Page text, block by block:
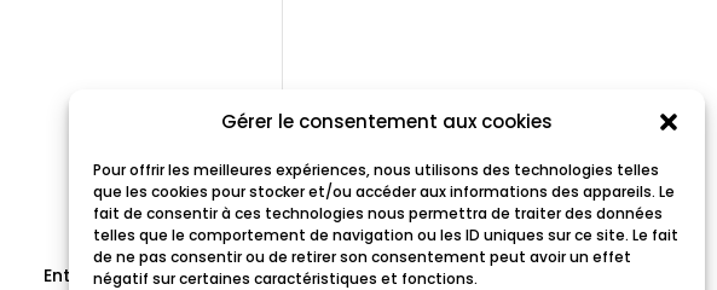
Gérer le consentement aux cookies
Pour offrir les meilleures expériences, nous utilisons des technologies telles
que les cookies pour stocker et/ou accéder aux informations des appareils. Le
fait de consentir à ces technologies nous permettra de traiter des données
telles que le comportement de navigation ou les ID uniques sur ce site. Le fait
de ne pas consentir ou de retirer son consentement peut avoir un effet
négatif sur certaines caractéristiques et fonctions.
Entrées suivantes »